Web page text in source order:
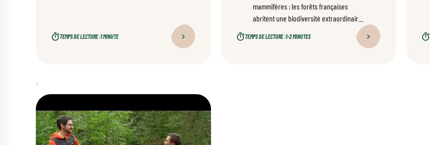
TEMPS DE LECTURE :1 MINUTE
mammifères : les forêts françaises
abritent une biodiversité extraordinaire
TEMPS DE LECTURE :1–2 MINUTES